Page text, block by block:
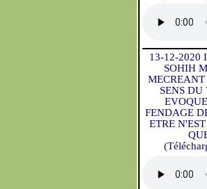
13-12-2020
SOHIH
SENS DU
FENDAGE
ETRE